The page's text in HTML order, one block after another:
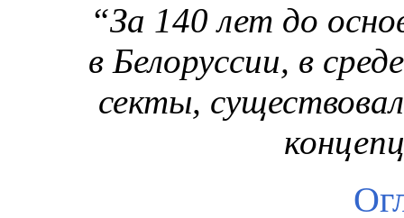
“За 140 лет до
в Белоруссии, в
секты,